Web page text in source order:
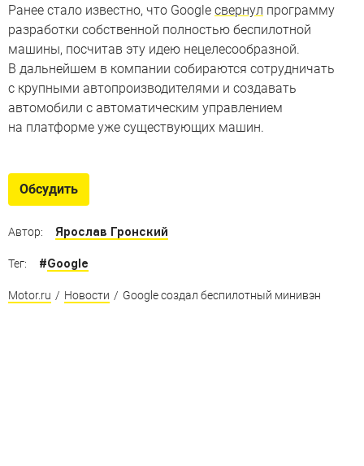
Ранее стало известно, что Google свернул программу
разработки собственной полностью беспилотной
машины, посчитав эту идею нецелесообразной.
В дальнейшем в компании собираются сотрудничать
с крупными автопроизводителями и создавать
автомобили с автоматическим управлением
на платформе уже существующих машин.
Обсудить
Автор: Ярослав Гронский
Тег: #Google
Motor.ru / Новости / Google создал беспилотный минивэн